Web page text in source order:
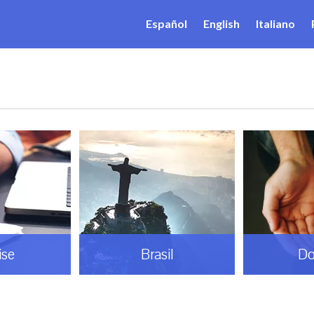
Español English Italiano
Brasil